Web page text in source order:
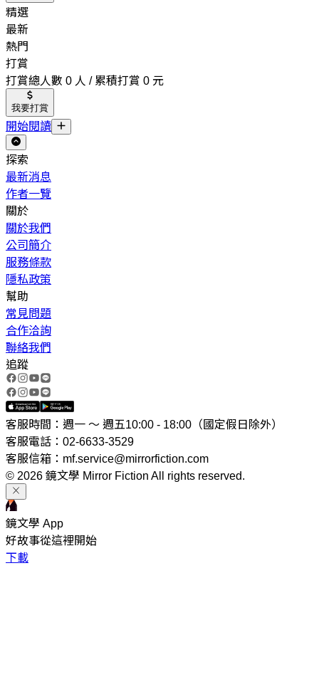
精選
最新
熱門
打賞
打賞總人數 0 人 / 累積打賞 0 元
我要打賞
開始閱讀
探索
最新消息
作者一覽
關於
關於我們
公司簡介
服務條款
隱私政策
幫助
常見問題
合作洽詢
聯絡我們
追蹤
客服時間：週一 ～ 週五10:00 - 18:00（國定假日除外）
客服電話：02-6633-3529
客服信箱：mf.service@mirrorfiction.com
© 2026 鏡文學 Mirror Fiction All rights reserved.
鏡文學 App
好故事從這裡開始
下載